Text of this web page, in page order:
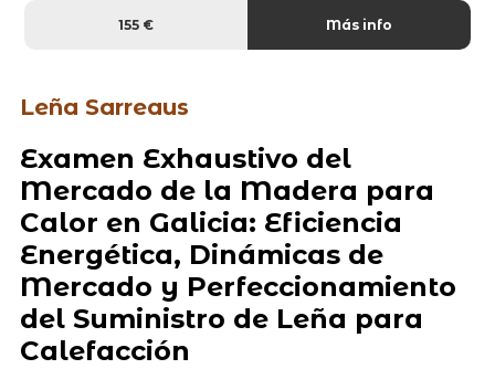
155 € Más info
Leña Sarreaus
Examen Exhaustivo del
Mercado de la Madera para
Calor en Galicia: Eficiencia
Energética, Dinámicas de
Mercado y Perfeccionamiento
del Suministro de Leña para
Calefacción